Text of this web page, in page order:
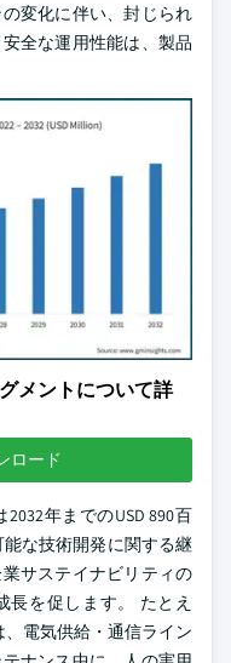
変化に伴い、封じられ
全な運用性能は、製品
メントについて詳
ロード
年までのUSD 890百
な技術開発に関する継
サステイナビリティの
長を促します。 たとえ
、電気供給・通信ライン